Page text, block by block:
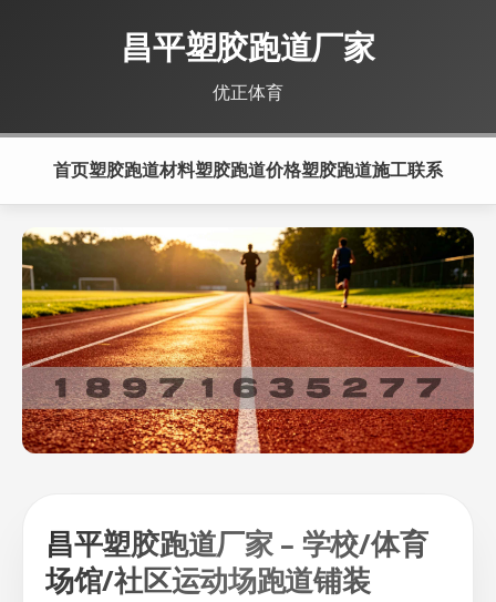
昌平塑胶跑道厂家
优正体育
首页塑胶跑道材料塑胶跑道价格塑胶跑道施工联系
昌平塑胶跑道厂家 – 学校/体育
场馆/社区运动场跑道铺装